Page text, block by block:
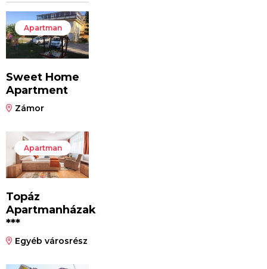
Apartman
Sweet Home
Apartment
Zámor
Apartman
Topáz
Apartmanházak
***
Egyéb városrész